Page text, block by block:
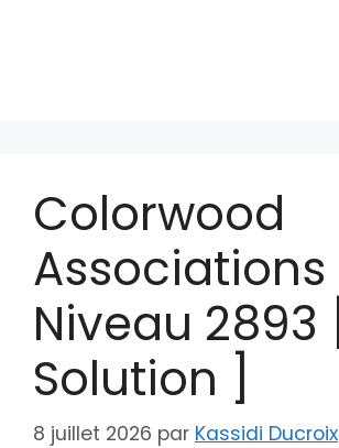
Colorwood
Associations
Niveau 2893 [
Solution ]
8 juillet 2026 par Kassidi Ducroix